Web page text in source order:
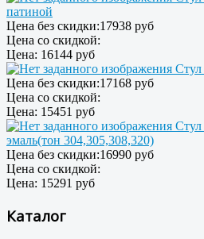
патиной
Цена без скидки:17938 руб
Цена со скидкой:
Цена: 16144 руб
Цена без скидки:17168 руб
Цена со скидкой:
Цена: 15451 руб
эмаль(тон 304,305,308,320)
Цена без скидки:16990 руб
Цена со скидкой:
Цена: 15291 руб
Каталог